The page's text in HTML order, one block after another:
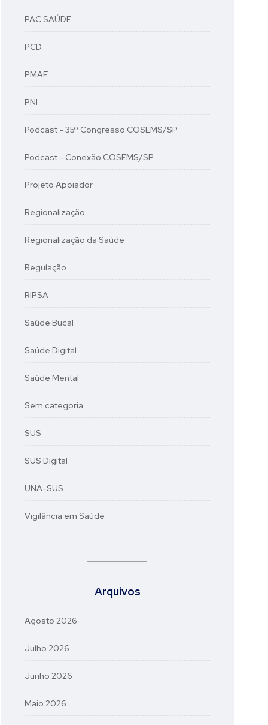
PAC SAÚDE
PCD
PMAE
PNI
Podcast - 35º Congresso COSEMS/SP
Podcast - Conexão COSEMS/SP
Projeto Apoiador
Regionalização
Regionalização da Saúde
Regulação
RIPSA
Saúde Bucal
Saúde Digital
Saúde Mental
Sem categoria
SUS
SUS Digital
UNA-SUS
Vigilância em Saúde
Arquivos
Agosto 2026
Julho 2026
Junho 2026
Maio 2026